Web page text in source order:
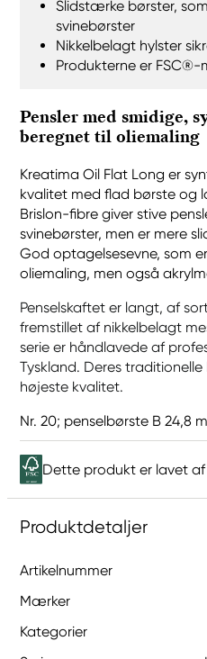
Slidstærke børster,
svinebørster
Nikkelbelagt hylster
Produkterne er FSC®-
Pensler med smidige,
beregnet til oliemaling
Kreatima Oil Flat Long er
kvalitet med flad børste og
Brislon-fibre giver stive
svinebørster, men er mere
God optagelsesevne, som
oliemaling, men også
Penselskaftet er langt, af
fremstillet af nikkelbelagt
serie er håndlavede af
Tyskland. Deres
højeste kvalitet.
Nr. 20; penselbørste B 24,8
Dette produkt er lavet
Produktdetaljer
Artikelnummer
Mærker
Kategorier